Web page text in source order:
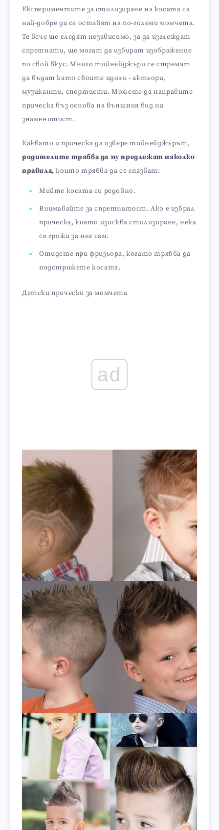
Експериментите за стилизиране на косата са
най-добре да се оставят на по-големи момчета.
Те вече ще следят независимо, за да изглеждат
спретнати, ще могат да избират изображение
по свой вкус. Много тийнейджъри се стремят
да бъдат като своите идоли - актьори,
музиканти, спортисти. Можете да направите
прическа въз основа на външния вид на
знаменитост.
Каквато и прическа да избере тийнейджърът,
родителите трябва да му предложат няколко
правила, които трябва да се спазват:
Мийте косата си редовно.
Внимавайте за спретнатост. Ако е избрал
прическа, която изисква стилизиране, нека
се грижи за нея сам.
Отидете при фризьора, когато трябва да
подстрижете косата.
Детски прически за момчета
ad